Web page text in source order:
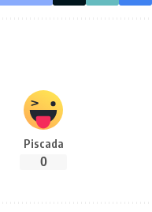
Piscada
0